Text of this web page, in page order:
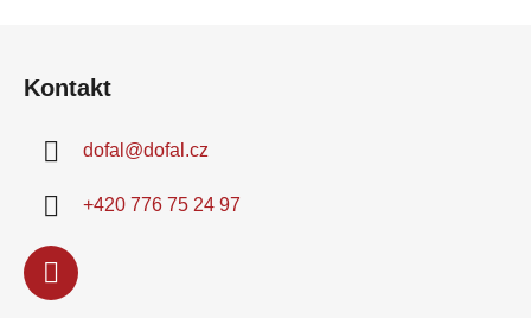
Kontakt
dofal @dofal.cz
+420 776 75 24 97